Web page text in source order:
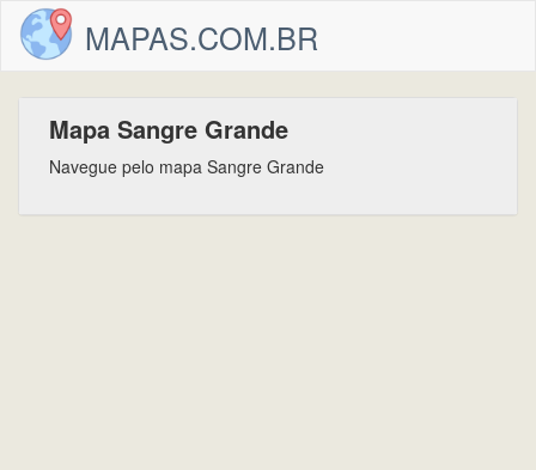
MAPAS.COM.BR
Mapa Sangre Grande
Navegue pelo mapa Sangre Grande